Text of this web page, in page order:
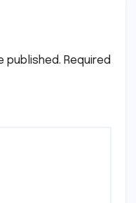
published. Required